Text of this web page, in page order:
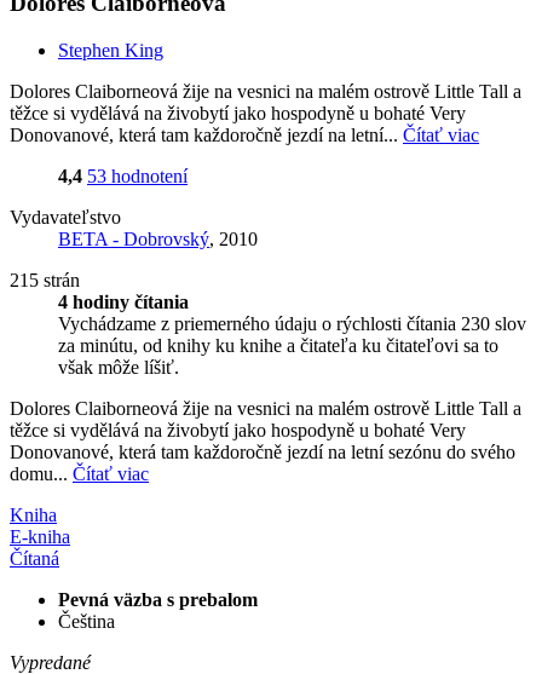
Stephen King
Dolores Claiborneová žije na vesnici na malém ostrově Little Tall a
těžce si vydělává na živobytí jako hospodyně u bohaté Very
Donovanové, která tam každoročně jezdí na letní... Čítať viac
4,4 53 hodnotení
Vydavateľstvo
BETA - Dobrovský, 2010
215 strán
4 hodiny čítania
Vychádzame z priemerného údaju o rýchlosti čítania 230 slov
za minútu, od knihy ku knihe a čitateľa ku čitateľovi sa to
však môže líšiť.
Dolores Claiborneová žije na vesnici na malém ostrově Little Tall a
těžce si vydělává na živobytí jako hospodyně u bohaté Very
Donovanové, která tam každoročně jezdí na letní sezónu do svého
domu... Čítať viac
Kniha
E-kniha
Čítaná
Pevná väzba s prebalom
Čeština
Vypredané